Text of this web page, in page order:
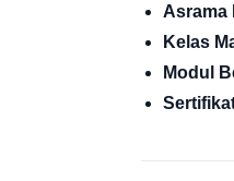
Asrama
Kelas
Modul